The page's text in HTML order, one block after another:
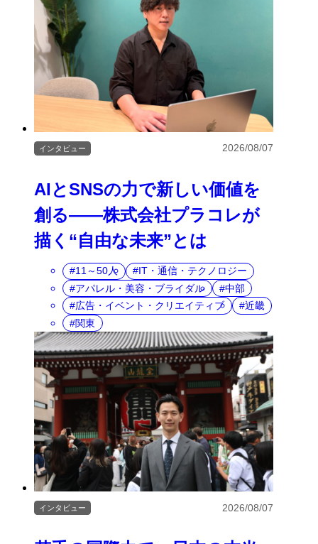
AIとSNSの力で新しい価値を
創る――株式会社プラコレが
描く“自由な未来”とは
インタビュー 2026/08/07
11～50人
IT・通信・テクノロジー
アパレル・美容・ブライダル
中部
広告・イベント・クリエイティブ
近畿
関東
インタビュー 2026/08/07